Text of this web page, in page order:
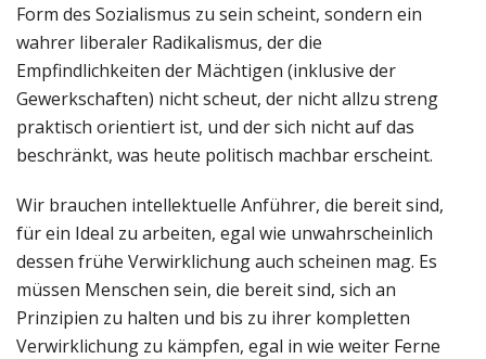
Form des Sozialismus zu sein scheint, sondern ein
wahrer liberaler Radikalismus, der die
Empfindlichkeiten der Mächtigen (inklusive der
Gewerkschaften) nicht scheut, der nicht allzu streng
praktisch orientiert ist, und der sich nicht auf das
beschränkt, was heute politisch machbar erscheint.
Wir brauchen intellektuelle Anführer, die bereit sind,
für ein Ideal zu arbeiten, egal wie unwahrscheinlich
dessen frühe Verwirklichung auch scheinen mag. Es
müssen Menschen sein, die bereit sind, sich an
Prinzipien zu halten und bis zu ihrer kompletten
Verwirklichung zu kämpfen, egal in wie weiter Ferne